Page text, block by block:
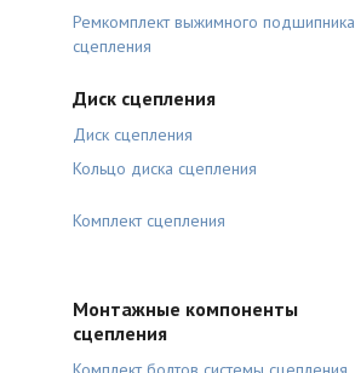
Ремкомплект выжимного подшипника
сцепления
Диск сцепления
Диск сцепления
Кольцо диска сцепления
Комплект сцепления
Монтажные компоненты
сцепления